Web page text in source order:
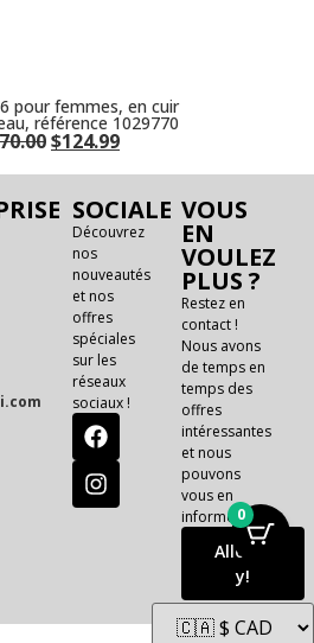
pour femmes, en cuir
référence 1029770
$124.99
SOCIALE
Découvrez
nos
nouveautés
et nos
offres
spéciales
sur les
réseaux
sociaux !
VOUS
EN
VOULEZ
PLUS ?
Restez en
contact !
Nous avons
de temps en
temps des
offres
intéressantes
et nous
pouvons
vous en
informer !
Allons-
y!
0